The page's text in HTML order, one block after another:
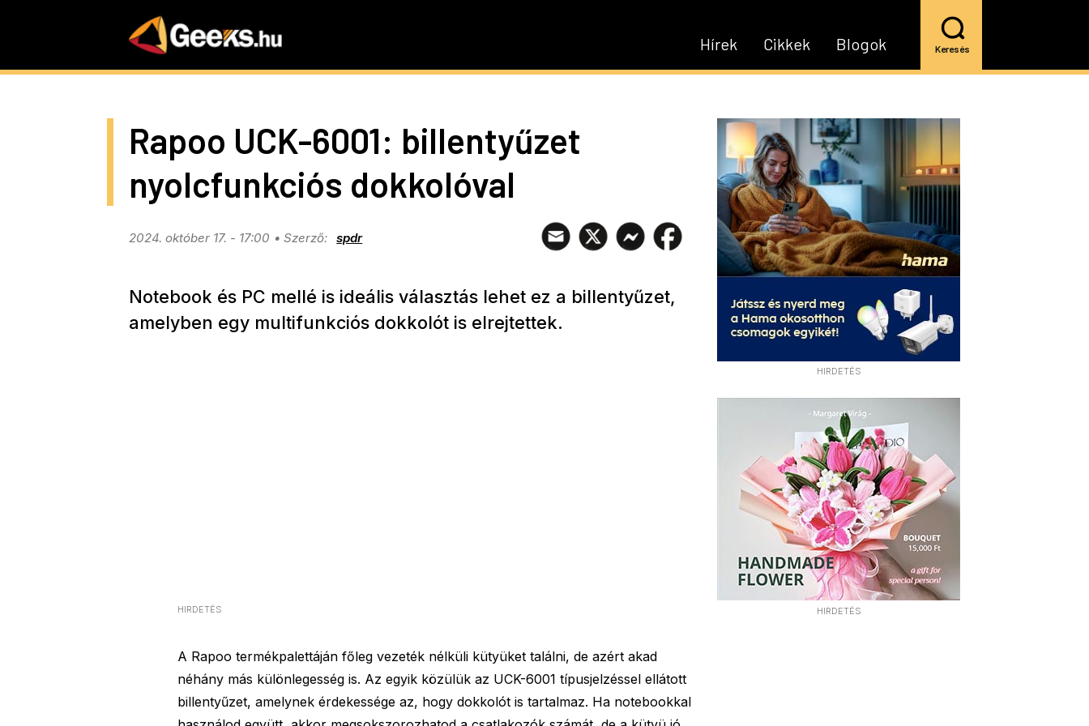
Blogok
Cikkek
Hírek Keresés
HIRDETÉS
HIRDETÉS
Rapoo UCK-6001: billentyűzet
nyolcfunkciós dokkolóval
2024. október 17. - 17:00 spdr
Notebook és PC mellé is ideális választás lehet ez a billentyűzet,
amelyben egy multifunkciós dokkolót is elrejtettek.
HIRDETÉS
A Rapoo termékpalettáján főleg vezeték nélküli kütyüket találni, de azért akad
néhány más különlegesség is. Az egyik közülük az UCK-6001 típusjelzéssel ellátott
billentyűzet, amelynek érdekessége az, hogy dokkolót is tartalmaz. Ha notebookkal